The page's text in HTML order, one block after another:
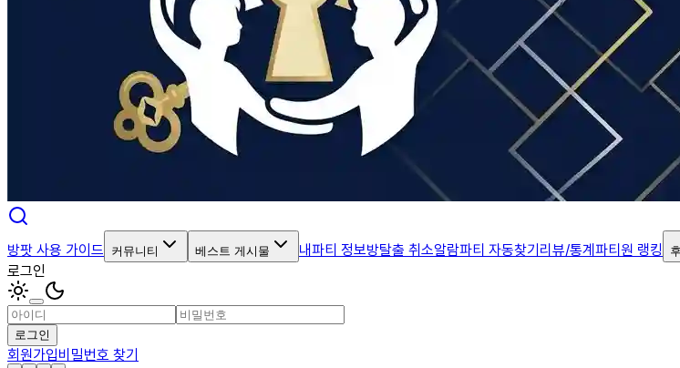
방팟 사용 가이드 커뮤니티 베스트 게시물 내파티 정보방탈출 취소알람파티 자동찾기리뷰/통계파티원 랭킹
로그인
로그인
회원가입비밀번호 찾기